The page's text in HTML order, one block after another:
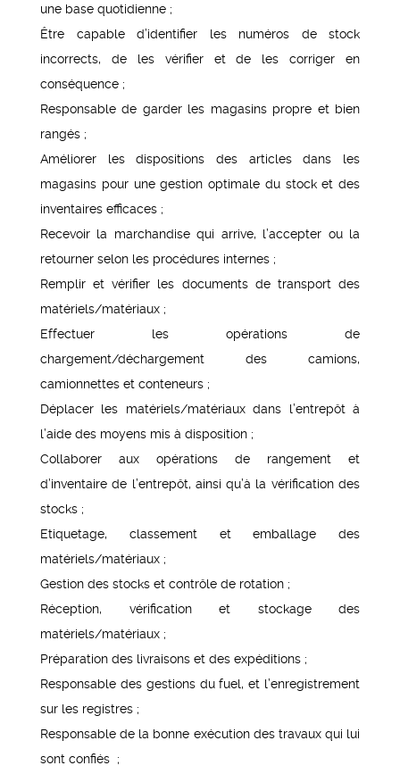
une base quotidienne ;
Être capable d’identifier les numéros de stock
incorrects, de les vérifier et de les corriger en
conséquence ;
Responsable de garder les magasins propre et bien
rangés ;
Améliorer les dispositions des articles dans les
magasins pour une gestion optimale du stock et des
inventaires efficaces ;
Recevoir la marchandise qui arrive, l’accepter ou la
retourner selon les procédures internes ;
Remplir et vérifier les documents de transport des
matériels/matériaux ;
Effectuer les opérations de
chargement/déchargement des camions,
camionnettes et conteneurs ;
Déplacer les matériels/matériaux dans l’entrepôt à
l’aide des moyens mis à disposition ;
Collaborer aux opérations de rangement et
d’inventaire de l’entrepôt, ainsi qu’à la vérification des
stocks ;
Etiquetage, classement et emballage des
matériels/matériaux ;
Gestion des stocks et contrôle de rotation ;
Réception, vérification et stockage des
matériels/matériaux ;
Préparation des livraisons et des expéditions ;
Responsable des gestions du fuel, et l’enregistrement
sur les registres ;
Responsable de la bonne exécution des travaux qui lui
sont confiés ;